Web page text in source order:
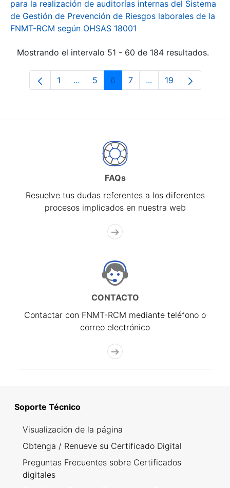
para la realización de auditorías internas del Sistema
de Gestión de Prevención de Riesgos laborales de la
FNMT-RCM según OHSAS 18001
Mostrando el intervalo 51 - 60 de 184 resultados.
Página
1 ...Páginas intermedias Use TAB para
Página
5 Página
6 Página
7 ...Páginas intermedias
Página
19
FAQs
Resuelve tus dudas referentes a los diferentes
procesos implicados en nuestra web
CONTACTO
Contactar con FNMT-RCM mediante teléfono o
correo electrónico
Soporte Técnico
Visualización de la página
Obtenga / Renueve su Certificado Digital
Preguntas Frecuentes sobre Certificados
digitales